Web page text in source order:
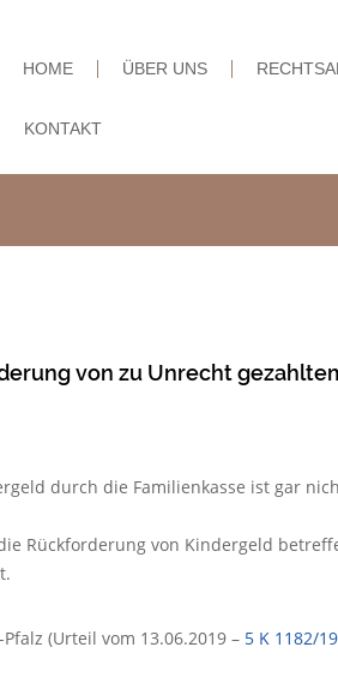
HOME ÜBER UNS
KONTAKT
von zu Unrecht
durch die Familienkasse ist gar
Rückforderung von Kindergeld
(Urteil vom 13.06.2019 – 5 K 1182/19